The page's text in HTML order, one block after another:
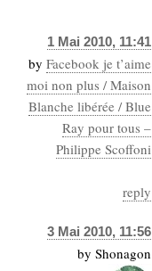
1 Mai 2010, 11:41
by Facebook je t’aime
moi non plus / Maison
Blanche libérée / Blue
Ray pour tous –
Philippe Scoffoni
reply
3 Mai 2010, 11:56
by Shonagon